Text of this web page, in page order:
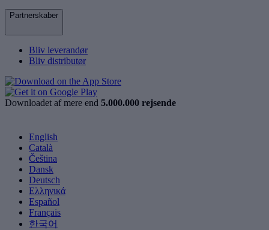
Partnerskaber
Bliv leverandør
Bliv distributør
Downloadet af mere end 5.000.000 rejsende
English
Català
Čeština
Dansk
Deutsch
Ελληνικά
Español
Français
한국어